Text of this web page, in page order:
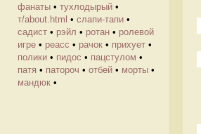
фанаты • тухлодырый •
т/about.html • слапи-тапи •
садист • рэйл • ротан • ролевой
игре • реасс • рачок • прихует •
полики • пидос • пацстулом •
патя • патороч • отбей • морты •
мандюк •